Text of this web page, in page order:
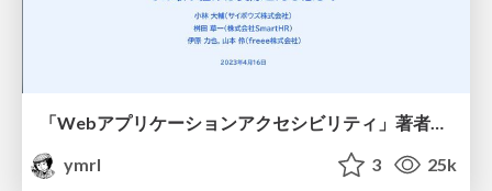
「Webアプリケーションアクセシビリティ」著者の会社 （freee, サイボウズ, SmartHR) での取り組みは実際どんな感じ？
ymrl
3 25k